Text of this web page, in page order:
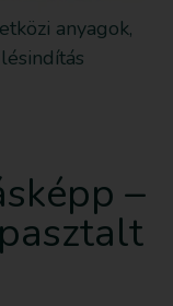
anyagok,
–